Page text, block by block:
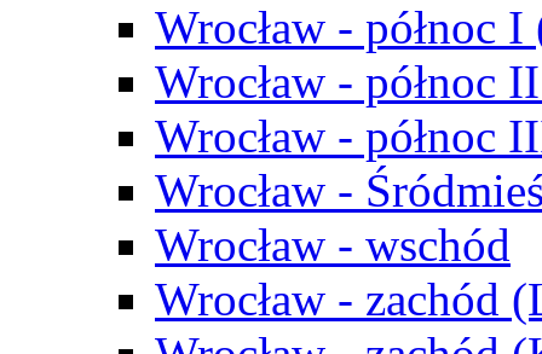
Wrocław - północ
Wrocław - północ
Wrocław - północ
Wrocław -
Wrocław - wschód
Wrocław - zachód